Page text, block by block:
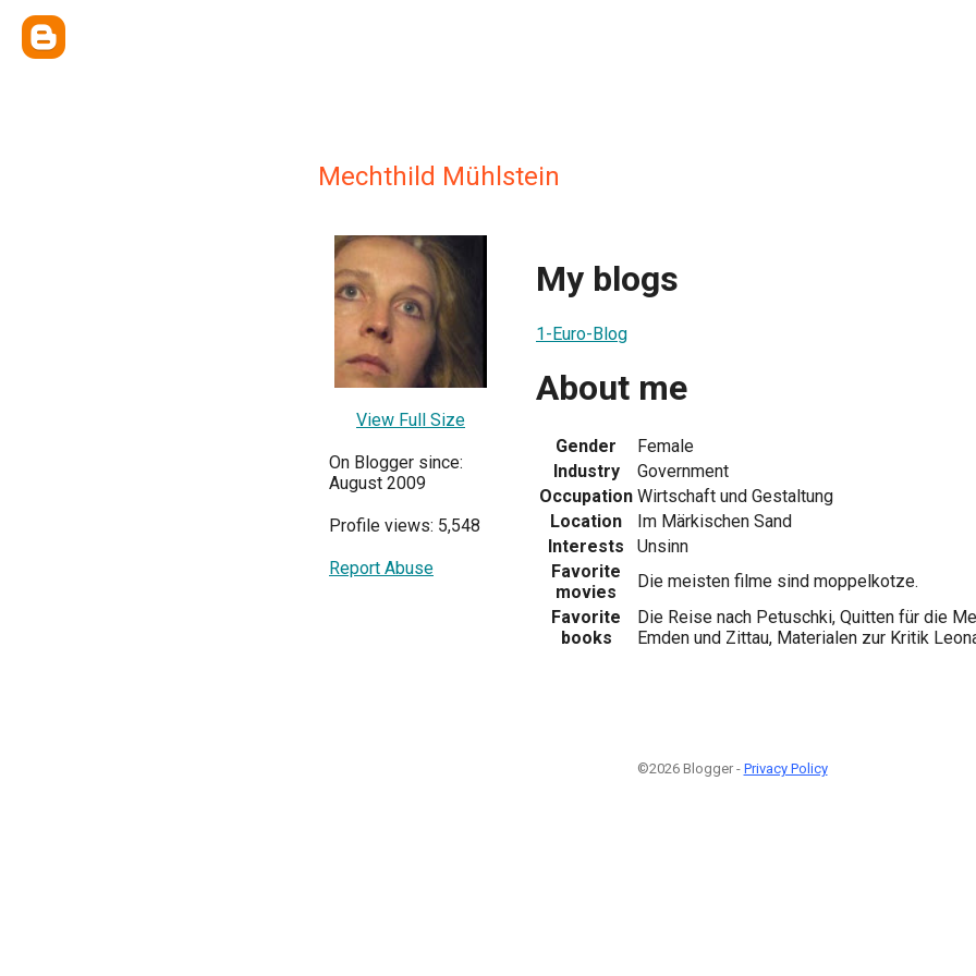
Mechthild Mühlstein
View Full Size
On Blogger since:
August 2009
Profile views: 5,548
Report Abuse
My blogs
1-Euro-Blog
About me
Gender
Female
Industry
Government
Occupation Wirtschaft und Gestaltung
Location
Im Märkischen Sand
Interests
Unsinn
Favorite
movies
Die meisten filme sind moppelkotze.
Favorite
books
Die Reise nach Petuschki, Quitten für die
Emden und Zittau, Materialen zur Kritik
©2026 Blogger - Privacy Policy